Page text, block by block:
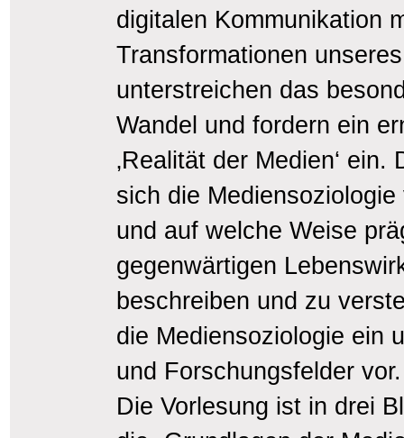
digitalen Kommunikation
Transformationen
unterstreichen das
Wandel und fordern ein
‚Realität der Medien‘
sich die
und auf welche Weise
gegenwärtigen
beschreiben und zu
die Mediensoziologie ein
und Forschungsfelder vor.
Die Vorlesung ist in drei